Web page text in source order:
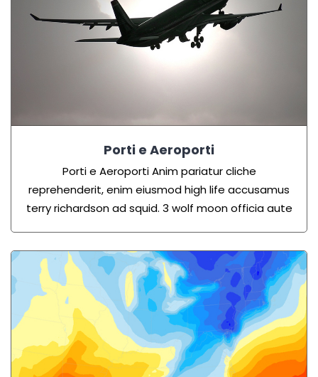
Porti e Aeroporti
Porti e Aeroporti Anim pariatur cliche
reprehenderit, enim eiusmod high life accusamus
terry richardson ad squid. 3 wolf moon officia aute